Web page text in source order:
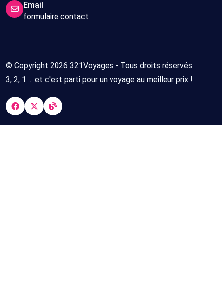
Email
formulaire contact
© Copyright 2026 321Voyages - Tous droits réservés.
3, 2, 1 ... et c'est parti pour un voyage au meilleur prix !